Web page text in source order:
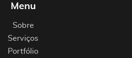
Menu
Sobre
Serviços
Portfólio